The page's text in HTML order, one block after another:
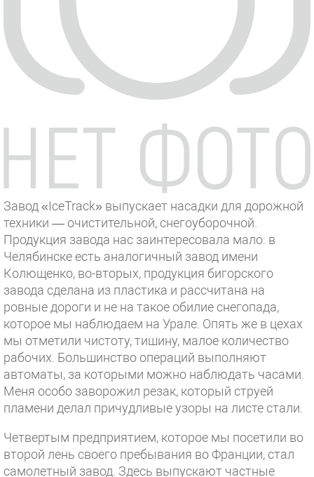
Завод «IceTrack» выпускает насадки для дорожной
техники — очистительной, снегоуборочной.
Продукция завода нас заинтересовала мало: в
Челябинске есть аналогичный завод имени
Колющенко, во-вторых, продукция бигорского
завода сделана из пластика и рассчитана на
ровные дороги и не на такое обилие снегопада,
которое мы наблюдаем на Урале. Опять же в цехах
мы отметили чистоту, тишину, малое количество
рабочих. Большинство операций выполняют
автоматы, за которыми можно наблюдать часами.
Меня особо заворожил резак, который струей
пламени делал причудливые узоры на листе стали.
Четвертым предприятием, которое мы посетили во
второй лень своего пребывания во Франции, стал
самолетный завод. Здесь выпускают частные